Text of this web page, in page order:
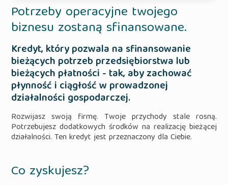
Potrzeby operacyjne twojego
biznesu zostaną sfinansowane.
Kredyt, który pozwala na sfinansowanie
bieżących potrzeb przedsiębiorstwa lub
bieżących płatności - tak, aby zachować
płynność i ciągłość w prowadzonej
działalności gospodarczej.
Rozwijasz swoją firmę. Twoje przychody stale rosną.
Potrzebujesz dodatkowych środków na realizację bieżącej
działalności. Ten kredyt jest przeznaczony dla Ciebie.
Co zyskujesz?